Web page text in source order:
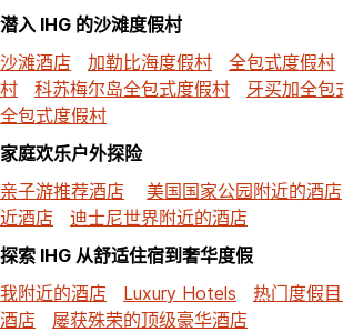
潜入 IHG 的沙滩度假村
沙滩酒店
加勒比海度假村 全包式度假村
村
科苏梅尔岛全包式度假村 牙买加全包
全包式度假村
家庭欢乐户外探险
亲子游推荐酒店
美国国家公园附近的酒店
近酒店
迪士尼世界附近的酒店
探索 IHG 从舒适住宿到奢华度假
我附近的酒店
Luxury Hotels 热门度假
酒店
屡获殊荣的顶级豪华酒店